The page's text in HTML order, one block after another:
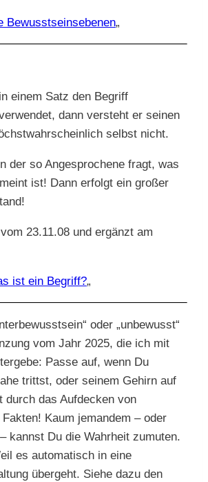
Bewusstseinsebenen„
einem Satz den Begriff
dann versteht er seinen
selbst nicht.
der so Angesprochene fragt, was
ist! Dann erfolgt ein großer
23.11.08 und ergänzt am
ist ein Begriff?„
oder „unbewusst“
vom Jahr 2025, die ich mit
Passe auf, wenn Du
trittst, oder seinem Gehirn auf
durch das Aufdecken von
Fakten! Kaum jemandem – oder
kannst Du die Wahrheit zumuten.
es automatisch in eine
übergeht. Siehe dazu den